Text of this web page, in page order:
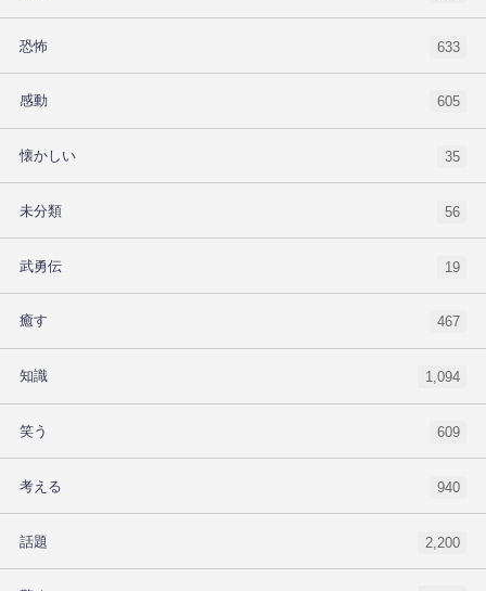
恐怖 633
感動 605
懐かしい 35
未分類 56
武勇伝 19
癒す 467
知識 1,094
笑う 609
考える 940
話題 2,200